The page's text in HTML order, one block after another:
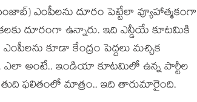
ఎంపీల‌ను దూరం పెట్టేలా వ్యూహాత్మ‌కంగా
దూరంగా ఉన్నారు. ఇది ఎన్డీయే కూట‌మికి
కూడా కేంద్రం పెద్ద‌లు మ‌చ్చిక
ఎలా అంటే.. ఇండియా కూట‌మిలో ఉన్న పార్టీల
ఫ‌లితంలో మాత్రం.. ఇది తారుమారైంది.